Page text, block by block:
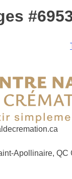
Apollinaire, QC